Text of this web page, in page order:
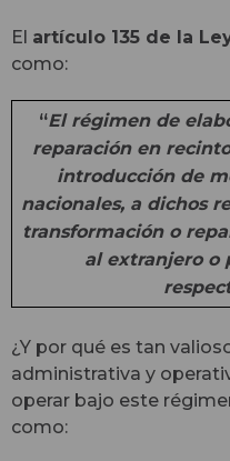
El artículo 135 de la
como:
“El régimen de
reparación en
introducción de
nacionales, a dichos
transformación o
al extranjero o
¿Y por qué es tan
administrativa y
operar bajo este
como: